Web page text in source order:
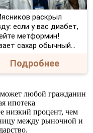
раскрыл
если у вас диабет,
метформин!
сахар обычный...
Подробнее
любой гражданин
ипотека
низкий процент, чем
между рыночной и